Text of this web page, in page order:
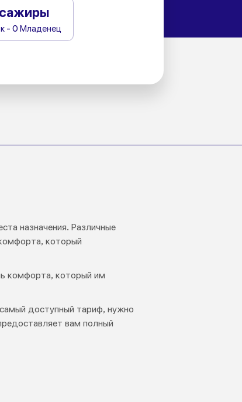
- 0 Младенец
назначения. Различные
который
комфорта, который им
доступный тариф, нужно
вам полный